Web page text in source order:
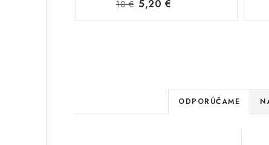
10 € 5,20 €
R
a
ODPORÚČAME